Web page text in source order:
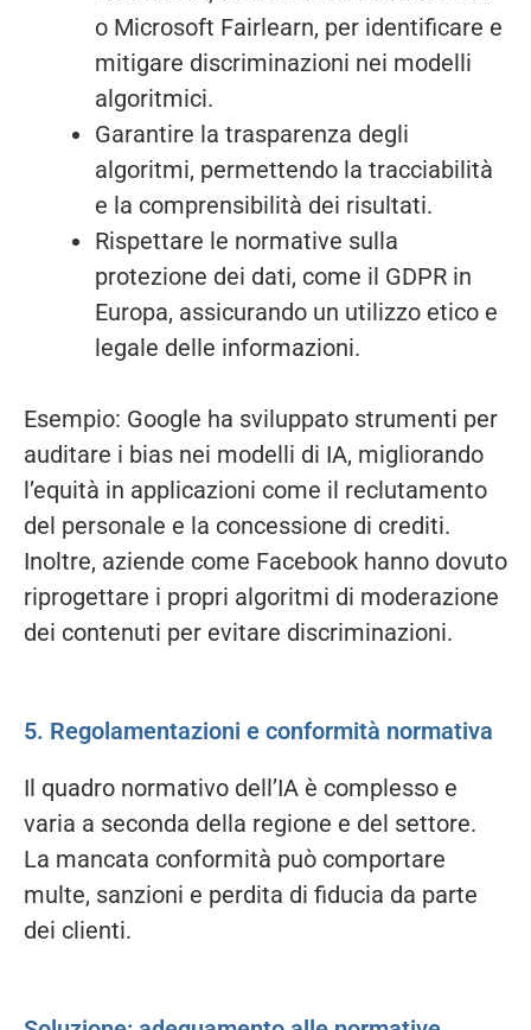
o Microsoft Fairlearn, per identificare e
mitigare discriminazioni nei modelli
algoritmici.
Garantire la trasparenza degli
algoritmi, permettendo la tracciabilità
e la comprensibilità dei risultati.
Rispettare le normative sulla
protezione dei dati, come il GDPR in
Europa, assicurando un utilizzo etico e
legale delle informazioni.
Esempio: Google ha sviluppato strumenti per
auditare i bias nei modelli di IA, migliorando
l’equità in applicazioni come il reclutamento
del personale e la concessione di crediti.
Inoltre, aziende come Facebook hanno dovuto
riprogettare i propri algoritmi di moderazione
dei contenuti per evitare discriminazioni.
5. Regolamentazioni e conformità normativa
Il quadro normativo dell’IA è complesso e
varia a seconda della regione e del settore.
La mancata conformità può comportare
multe, sanzioni e perdita di fiducia da parte
dei clienti.